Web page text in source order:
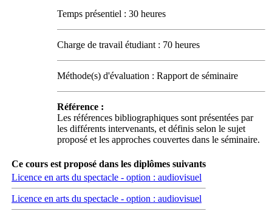
Temps présentiel : 30 heures
Charge de travail étudiant : 70 heures
Méthode(s) d'évaluation : Rapport de séminaire
Référence :
Les références bibliographiques sont présentées par
les différents intervenants, et définis selon le sujet
proposé et les approches couvertes dans le séminaire.
Ce cours est proposé dans les diplômes suivants
Licence en arts du spectacle - option : audiovisuel
Licence en arts du spectacle - option : audiovisuel